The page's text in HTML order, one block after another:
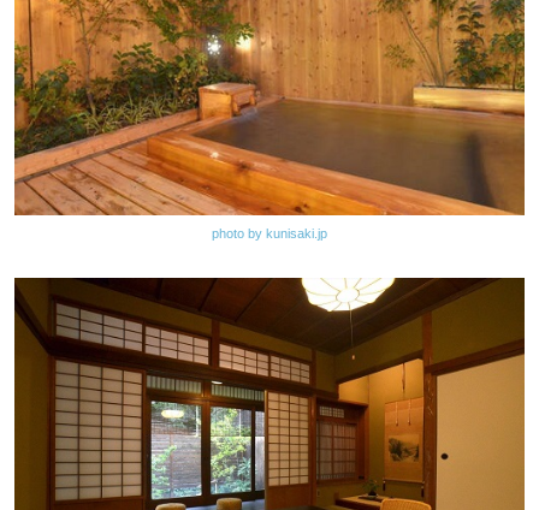
photo by kunisaki.jp